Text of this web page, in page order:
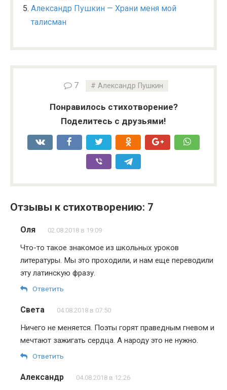
Александр Пушкин — Храни меня мой
талисман
7 Александр Пушкин
Понравилось стихотворение?
Поделитесь с друзьями!
Отзывы к стихотворению: 7
Оля 02.08.2018 в 19:09
Что-то такое знакомое из школьных уроков
литературы. Мы это проходили, и нам еще переводили
эту латинскую фразу.
Ответить
Света 04.08.2018 в 07:50
Ничего не меняется. Поэты горят праведным гневом и
мечтают зажигать сердца. А народу это не нужно.
Ответить
Александр 04.08.2018 в 12:26